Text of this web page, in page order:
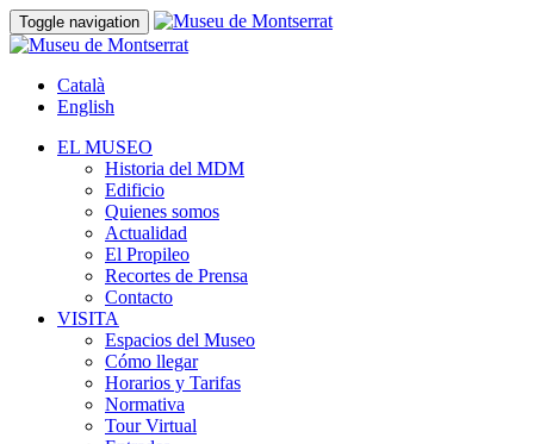
Toggle navigation
Català
English
EL MUSEO
Historia del MDM
Edificio
Quienes somos
Actualidad
El Propileo
Recortes de Prensa
Contacto
VISITA
Espacios del Museo
Cómo llegar
Horarios y Tarifas
Normativa
Tour Virtual